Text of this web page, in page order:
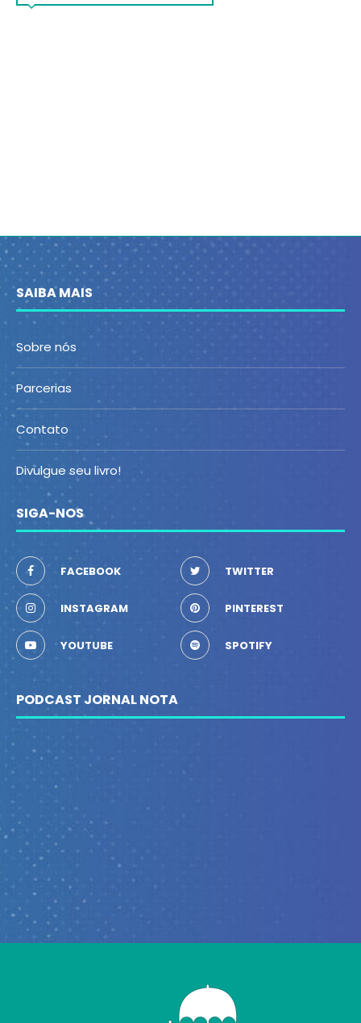
SAIBA MAIS
Sobre nós
Parcerias
Contato
Divulgue seu livro!
SIGA-NOS
FACEBOOK TWITTER
INSTAGRAM PINTEREST
YOUTUBE SPOTIFY
PODCAST JORNAL NOTA